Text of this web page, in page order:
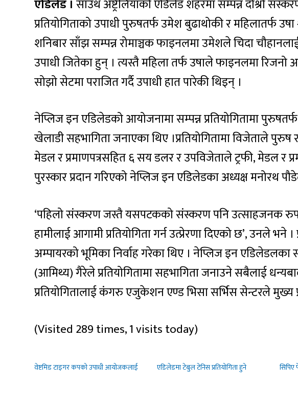
एडिलेड । साउथ अष्ट्रेलियाको एडिलेड शहरमा सम्पन्न दोश्रो
प्रतियोगिताको उपाधी पुरुषतर्फ उमेश बुढाथोकी र महिलातर्फ
शनिबार साँझ सम्पन्न रोमाञ्चक फाइनलमा उमेशले चिदा
उपाधी जितेका हुन् । त्यस्तै महिला तर्फ उषाले फाइनलमा रिजनो
सोझो सेटमा पराजित गर्दै उपाधी हात पारेकी थिइन् ।
नेप्लिज इन एडिलेडको आयोजनामा सम्पन्न प्रतियोगितामा
खेलाडी सहभागिता जनाएका थिए ।प्रतियोगितामा विजेताले पुरुष
मेडल र प्रमाणपत्रसहित ६ सय डलर र उपविजेताले ट्रफी, मेडल र
पुरस्कार प्रदान गरिएको नेप्लिज इन एडिलेडका अध्यक्ष मनोरथ
‘पहिलो संस्करण जस्तै यसपटकको संस्करण पनि उत्साहजनक
हामीलाई आगामी प्रतियोगिता गर्न उत्प्रेरणा दिएको छ’, उनले भने
अम्पायरको भूमिका निर्वाह गरेका थिए । नेप्लिज इन एडिलेडलका
(आमिथ्य) गैरेले प्रतियोगितामा सहभागिता जनाउने सबैलाई
प्रतियोगितालाई कंगरु एजुकेशन एण्ड भिसा सर्भिस सेन्टरले मुख्य
(Visited 289 times, 1 visits today)
वेष्टमिड टाइगर कपको उपाधी आयोजकलाई एडिलेडमा टेबुल टेनिस प्रतियोगिता हुने सिपिए